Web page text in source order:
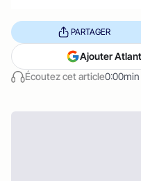
Écoutez cet article0:00min
PARTAGER
Ajouter